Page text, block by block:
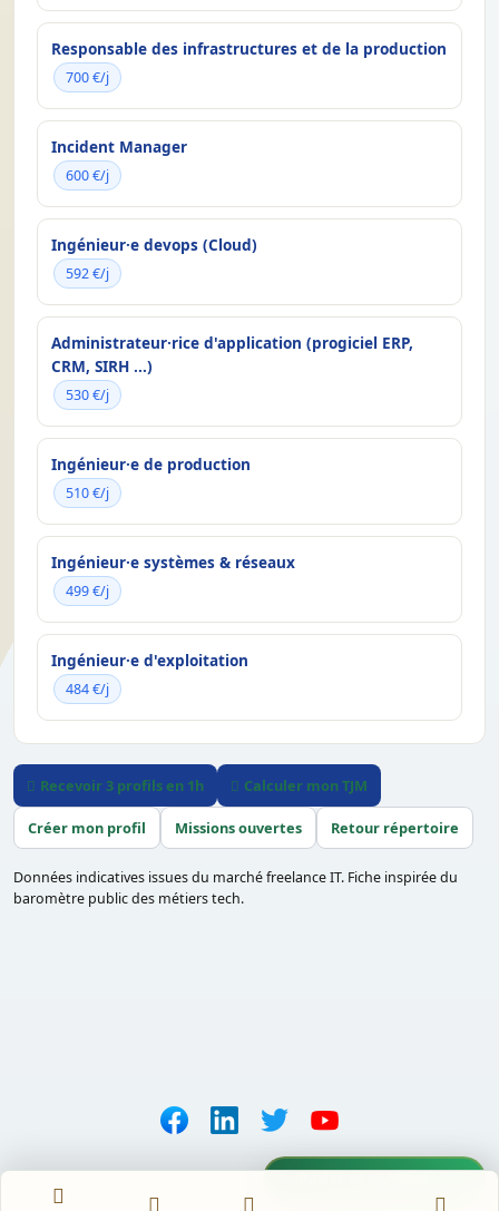
Responsable des infrastructures et de la production
700 €/j
Incident Manager
600 €/j
Ingénieur·e devops (Cloud)
592 €/j
Administrateur·rice d'application (progiciel ERP,
CRM, SIRH ...)
530 €/j
Ingénieur·e de production
510 €/j
Ingénieur·e systèmes & réseaux
499 €/j
Ingénieur·e d'exploitation
484 €/j
Recevoir 3 profils en 1h Calculer mon TJM
Créer mon profil Missions ouvertes Retour répertoire
Données indicatives issues du marché freelance IT. Fiche inspirée du
baromètre public des métiers tech.
Parler avec Maya